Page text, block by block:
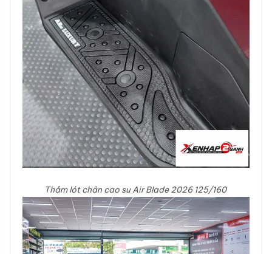
Thảm lót chân cao su Air Blade 2026 125/160